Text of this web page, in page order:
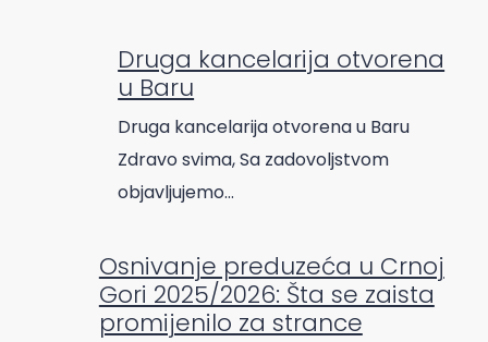
Druga kancelarija otvorena
u Baru
Druga kancelarija otvorena u Baru
Zdravo svima, Sa zadovoljstvom
objavljujemo…
Osnivanje preduzeća u Crnoj
Gori 2025/2026: Šta se zaista
promijenilo za strance